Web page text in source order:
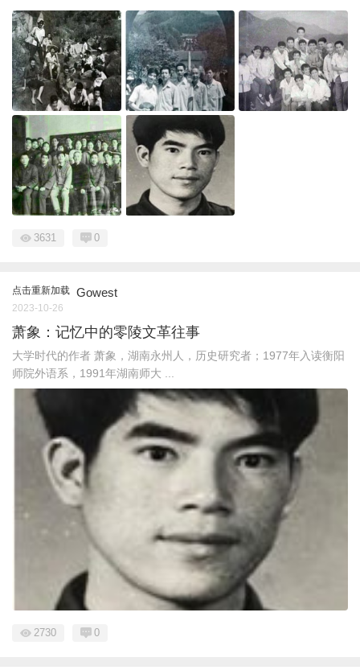
3631 0
点击重新加载 Gowest
2023-10-26
萧象：记忆中的零陵文革往事
大学时代的作者 萧象，湖南永州人，历史研究者；1977年入读衡阳
师院外语系，1991年湖南师大 ...
2730 0